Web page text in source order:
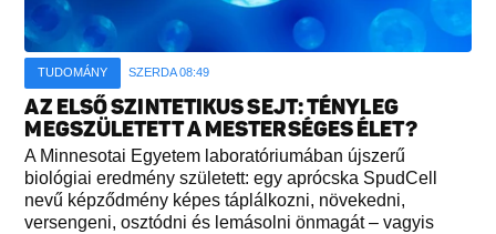
TUDOMÁNY SZERDA 08:49
AZ ELSŐ SZINTETIKUS SEJT: TÉNYLEG
MEGSZÜLETETT A MESTERSÉGES ÉLET?
A Minnesotai Egyetem laboratóriumában újszerű
biológiai eredmény született: egy aprócska SpudCell
nevű képződmény képes táplálkozni, növekedni,
versengeni, osztódni és lemásolni önmagát – vagyis